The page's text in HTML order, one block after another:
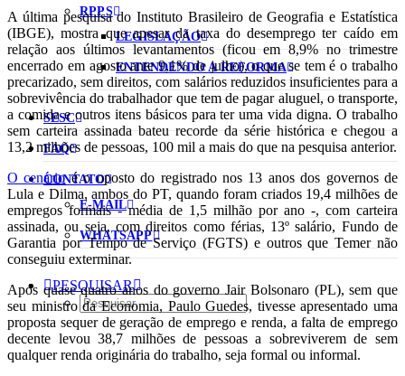
RPPS
LEGISLAÇÃO
ENTENDENDO A REFORMA
SESC
FAQ
CONTATO
E-MAIL
WHATSAPP
PESQUISAR
A última pesquisa do Instituto Brasileiro de Geografia e Estatística
(IBGE), mostra que apesar da taxa do desemprego ter caído em
relação aos últimos levantamentos (ficou em 8,9% no trimestre
encerrado em agosto ante 9,1% de julho), o que se tem é o trabalho
precarizado, sem direitos, com salários reduzidos insuficientes para a
sobrevivência do trabalhador que tem de pagar aluguel, o transporte,
a comida e outros itens básicos para ter uma vida digna. O trabalho
sem carteira assinada bateu recorde da série histórica e chegou a
13,2 milhões de pessoas, 100 mil a mais do que na pesquisa anterior.
O cenárioé o oposto do registrado nos 13 anos dos governos de
Lula e Dilma, ambos do PT, quando foram criados 19,4 milhões de
empregos formais - média de 1,5 milhão por ano -, com carteira
assinada, ou seja, com direitos como férias, 13º salário, Fundo de
Garantia por Tempo de Serviço (FGTS) e outros que Temer não
conseguiu exterminar.
Após quase quatro anos do governo Jair Bolsonaro (PL), sem que
seu ministro da Economia, Paulo Guedes, tivesse apresentado uma
proposta sequer de geração de emprego e renda, a falta de emprego
decente levou 38,7 milhões de pessoas a sobreviverem de sem
qualquer renda originária do trabalho, seja formal ou informal.